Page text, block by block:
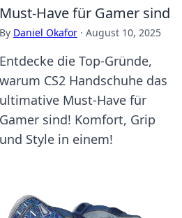
Must-Have für Gamer sind
By Daniel Okafor · August 10, 2025
Entdecke die Top-Gründe,
warum CS2 Handschuhe das
ultimative Must-Have für
Gamer sind! Komfort, Grip
und Style in einem!